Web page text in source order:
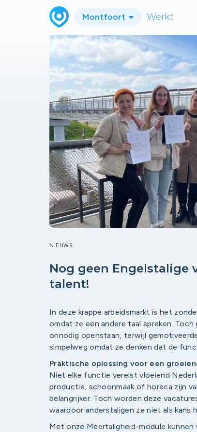
Montfoort Werkt
NIEUWS
Nog geen Engelstalige
talent!
In deze krappe arbeidsmarkt is het
omdat ze een andere taal spreken.
onnodig openstaan, terwijl
simpelweg omdat ze denken dat de
Praktische oplossing voor een
Niet elke functie vereist vloeiend
productie, schoonmaak of horeca zijn
belangrijker. Toch worden deze
waardoor anderstaligen ze niet als kans
Met onze Meertaligheid-module